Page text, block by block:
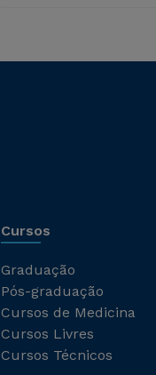
Cursos
Graduação
Pós-graduação
Cursos de Medicina
Cursos Livres
Cursos Técnicos